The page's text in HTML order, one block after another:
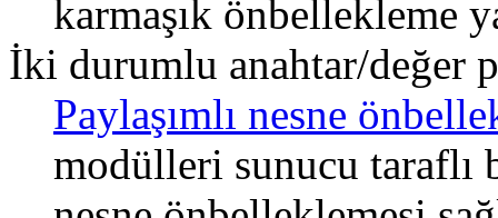
karmaşık önbellekleme
İki durumlu anahtar/değer
Paylaşımlı nesne
modülleri sunucu taraflı